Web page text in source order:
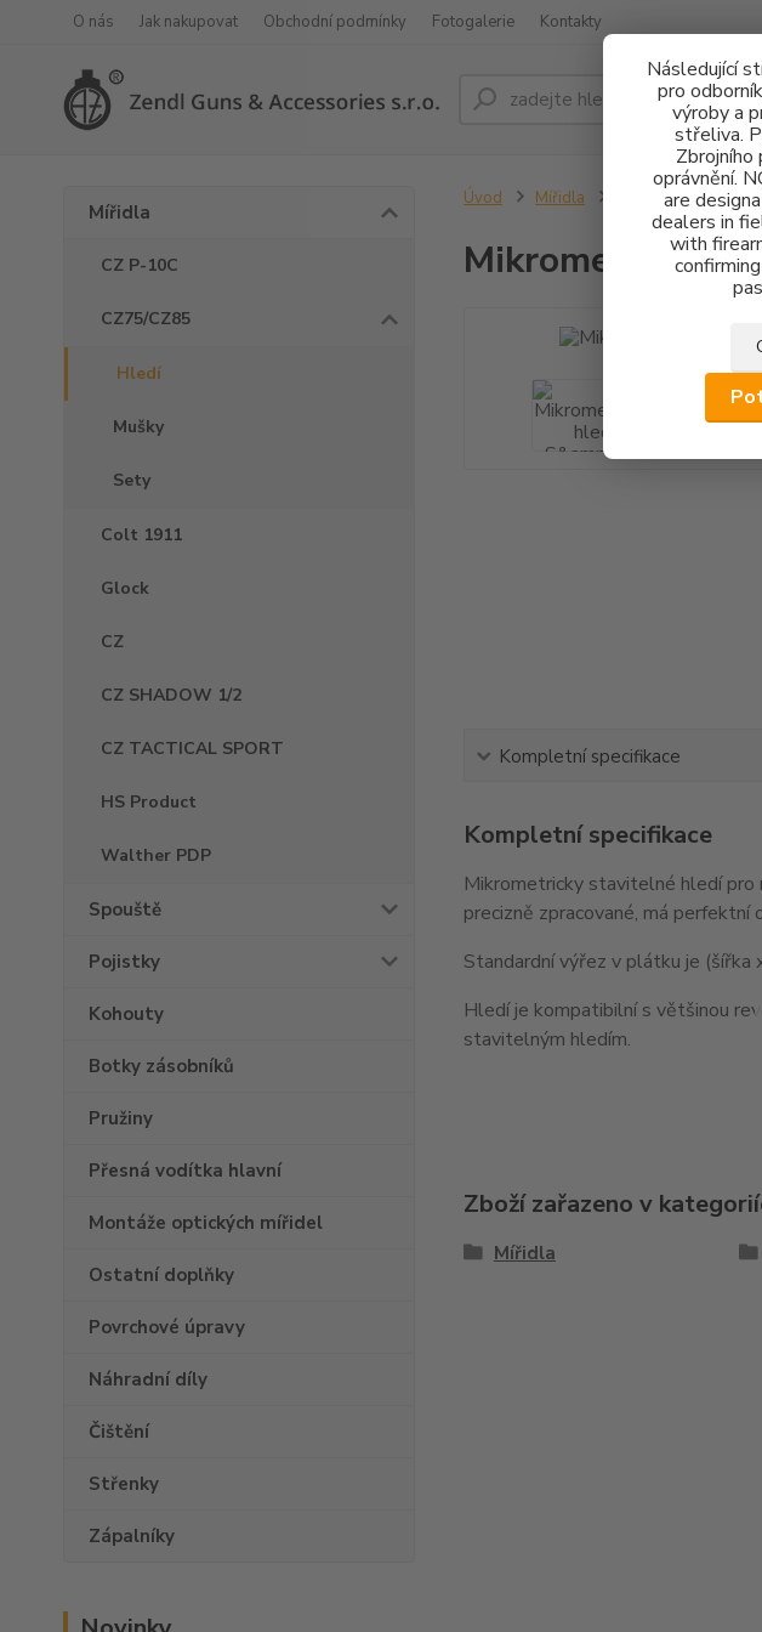
Následující
pro
výroby a
střeliva.
Zbrojního
oprávnění.
are
dealers in
with
O nás Jak nakupovat Obchodní podmínky Fotogalerie Kontakty
Mířidla
CZ P-10C
CZ75/CZ85
Hledí
Mušky
Sety
Colt 1911
Glock
CZ
CZ SHADOW 1/2
CZ TACTICAL SPORT
HS Product
Walther PDP
Spouště
Pojistky
Kohouty
Botky zásobníků
Pružiny
Přesná vodítka hlavní
Montáže optických mířidel
Ostatní doplňky
Povrchové úpravy
Náhradní díly
Čištění
Střenky
Zápalníky
Úvod Mířidla CZ75/CZ85
Mikrometrické
Kompletní specifikace
Kompletní specifikace
Mikrometricky stavitelné hledí pro
precizně zpracované, má
Standardní výřez v plátku je (šířka
Hledí je kompatibilní s většinou
stavitelným hledím.
Zboží zařazeno v
Mířidla